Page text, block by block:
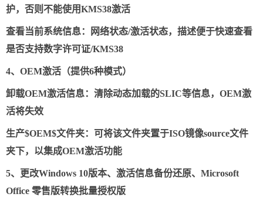
护，否则不能使用KMS38激活
查看当前系统信息：网络状态/激活状态，描述便于快速查看
是否支持数字许可证/KMS38
4、OEM激活（提供6种模式）
卸载OEM激活信息：清除动态加载的SLIC等信息，OEM激
活将失效
生产$OEM$文件夹：可将该文件夹置于ISO镜像source文件
夹下，以集成OEM激活功能
5、更改Windows 10版本、激活信息备份还原、Microsoft
Office 零售版转换批量授权版